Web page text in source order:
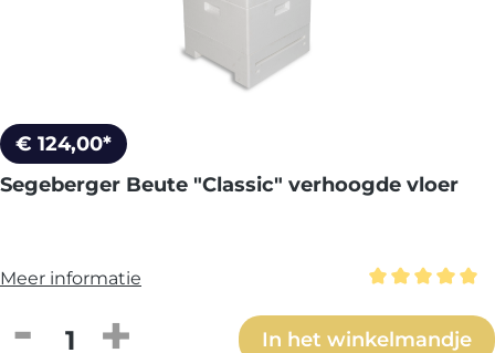
€ 124,00*
Segeberger Beute "Classic" verhoogde vloer
Meer informatie
Producthoeveelheid: Voer deIn het winkelmandje